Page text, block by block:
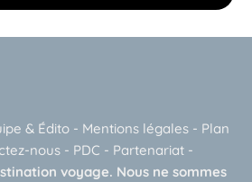
& Édito - Mentions légales - Plan
nous - PDC - Partenariat -
voyage. Nous ne sommes